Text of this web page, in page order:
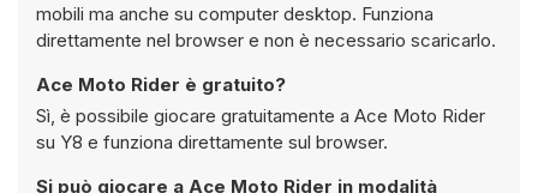
mobili ma anche su computer desktop. Funziona
direttamente nel browser e non è necessario scaricarlo.
Ace Moto Rider è gratuito?
Sì, è possibile giocare gratuitamente a Ace Moto Rider
su Y8 e funziona direttamente sul browser.
Si può giocare a Ace Moto Rider in modalità